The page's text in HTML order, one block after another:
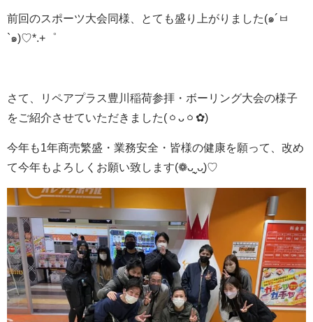
前回のスポーツ大会同様、とても盛り上がりました(๑´ㅂ
`๑)♡*.+゜
さて、リペアプラス豊川稲荷参拝・ボーリング大会の様子
をご紹介させていただきました(ㆁᴗㆁ✿)
今年も1年商売繁盛・業務安全・皆様の健康を願って、改め
て今年もよろしくお願い致します(❁ᴗ͈ˬᴗ͈)♡